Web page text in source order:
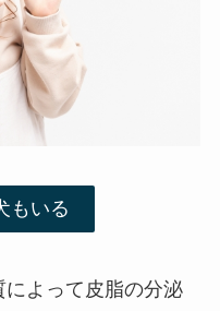
もいる
によって皮脂の分泌